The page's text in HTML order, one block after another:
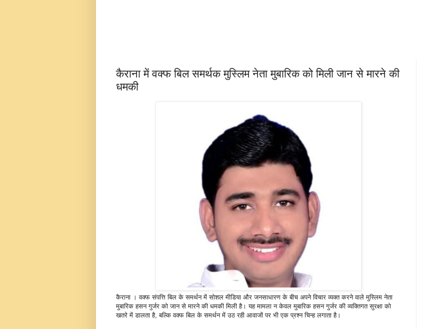
कैराना में वक्फ बिल समर्थक मुस्लिम नेता मुबारिक को मिली जान से मारने की
धमकी
कैराना । वक्फ संपत्ति बिल के समर्थन में सोशल मीडिया और जनसाधारण के बीच अपने विचार व्यक्त करने वाले मुस्लिम नेता
मुबारिक हसन गुर्जर को जान से मारने की धमकी मिली है। यह मामला न केवल मुबारिक हसन गुर्जर की व्यक्तिगत सुरक्षा को
खतरे में डालता है, बल्कि वक्फ बिल के समर्थन में उठ रही आवाजों पर भी एक प्रश्न चिन्ह लगाता है।